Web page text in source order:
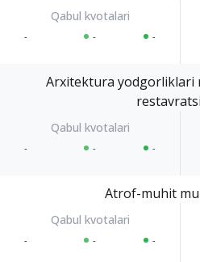
- - -
Arxitektura yodgorliklari
- - -
Atrof-muhit
- - -